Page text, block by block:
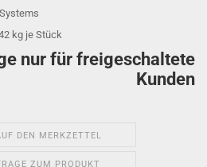
kg je Stück
nur für freigeschaltete
Kunden
DEN MERKZETTEL
ZUM PRODUKT